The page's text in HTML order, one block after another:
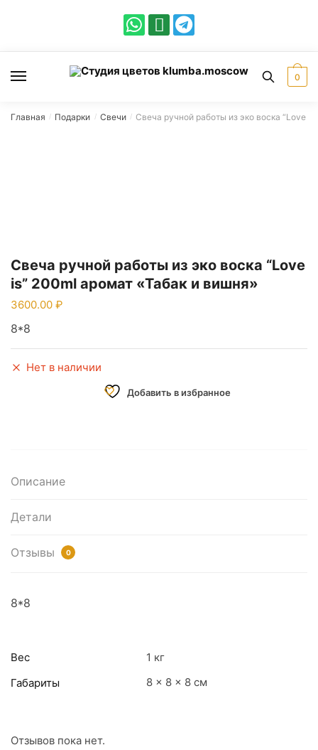
0
Главная / Подарки / Свечи / Свеча ручной работы из эко воска “Love
Свеча ручной работы из эко воска “Love
is” 200ml аромат «Табак и вишня»
3600.00
8*8
Нет в наличии
Добавить в избранное
Описание
Детали
Отзывы 0
8*8
Вес
1 кг
Габариты
8 × 8 × 8 см
Отзывов пока нет.